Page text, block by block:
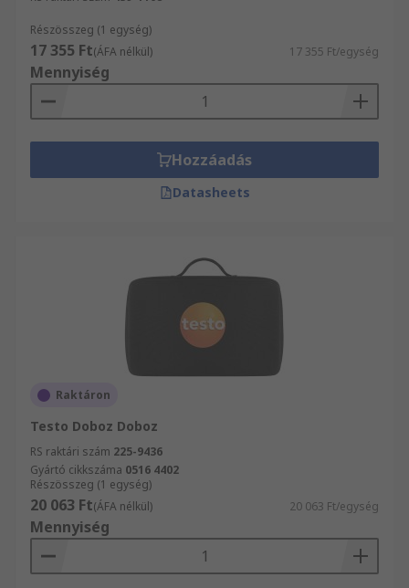
Részösszeg (1 egység)
17 355 Ft(ÁFA nélkül) 17 355 Ft/egység
Mennyiség
Hozzáadás
Datasheets
Raktáron
Testo Doboz Doboz
RS raktári szám 225-9436
Gyártó cikkszáma 0516 4402
Részösszeg (1 egység)
20 063 Ft(ÁFA nélkül) 20 063 Ft/egység
Mennyiség